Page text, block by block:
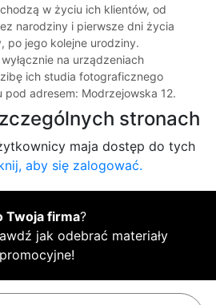
w życiu ich klientów, od
narodziny i pierwsze dni życia
po jego kolejne urodziny.
na urządzeniach
ich studia fotograficznego
pod adresem: Modrzejowska 12.
stronach
maja dostęp do tych
aby się zalogować.
Twoja firma?
jak odebrać materiały
promocyjne!